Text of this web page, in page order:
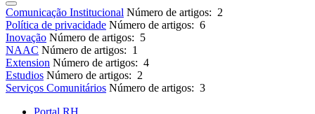
Comunicação Institucional Número de artigos: 2
Política de privacidade Número de artigos: 6
Inovação Número de artigos: 5
NAAC Número de artigos: 1
Extension Número de artigos: 4
Estudios Número de artigos: 2
Serviços Comunitários Número de artigos: 3
Portal RH